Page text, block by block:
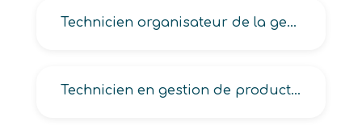
Technicien organisateur de la gestion de production, planning et gestion de production industrielle
Technicien en gestion de production industrielle, en gestion et production laboratoire